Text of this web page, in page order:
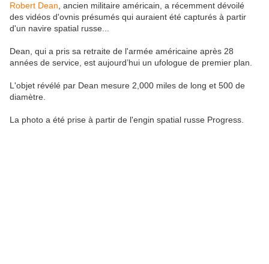
Robert Dean , ancien militaire américain, a récemment dévoilé
des vidéos d'ovnis présumés qui auraient été capturés à partir
d'un navire spatial russe...
Dean, qui a pris sa retraite de l'armée américaine après 28
années de service, est aujourd’hui un ufologue de premier plan.
L'objet révélé par Dean mesure 2,000 miles de long et 500 de
diamètre.
La photo a été prise à partir de l'engin spatial russe Progress.